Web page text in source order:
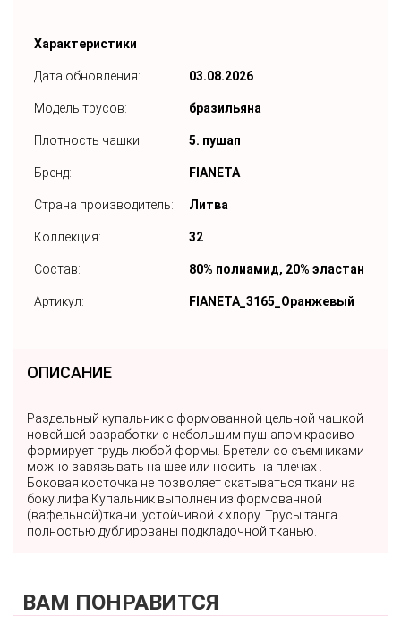
Характеристики
Дата обновления: 03.08.2026
Модель трусов: бразильяна
Плотность чашки: 5. пушап
Бренд: FIANETA
Страна производитель: Литва
Коллекция: 32
Состав: 80% полиамид, 20% эластан
Артикул: FIANETA_3165_Оранжевый
ОПИСАНИЕ
Раздельный купальник с формованной цельной чашкой
новейшей разработки с небольшим пуш-апом красиво
формирует грудь любой формы. Бретели со съемниками
можно завязывать на шее или носить на плечах .
Боковая косточка не позволяет скатываться ткани на
боку лифа.Купальник выполнен из формованной
(вафельной)ткани ,устойчивой к хлору. Трусы танга
полностью дублированы подкладочной тканью.
ВАМ ПОНРАВИТСЯ